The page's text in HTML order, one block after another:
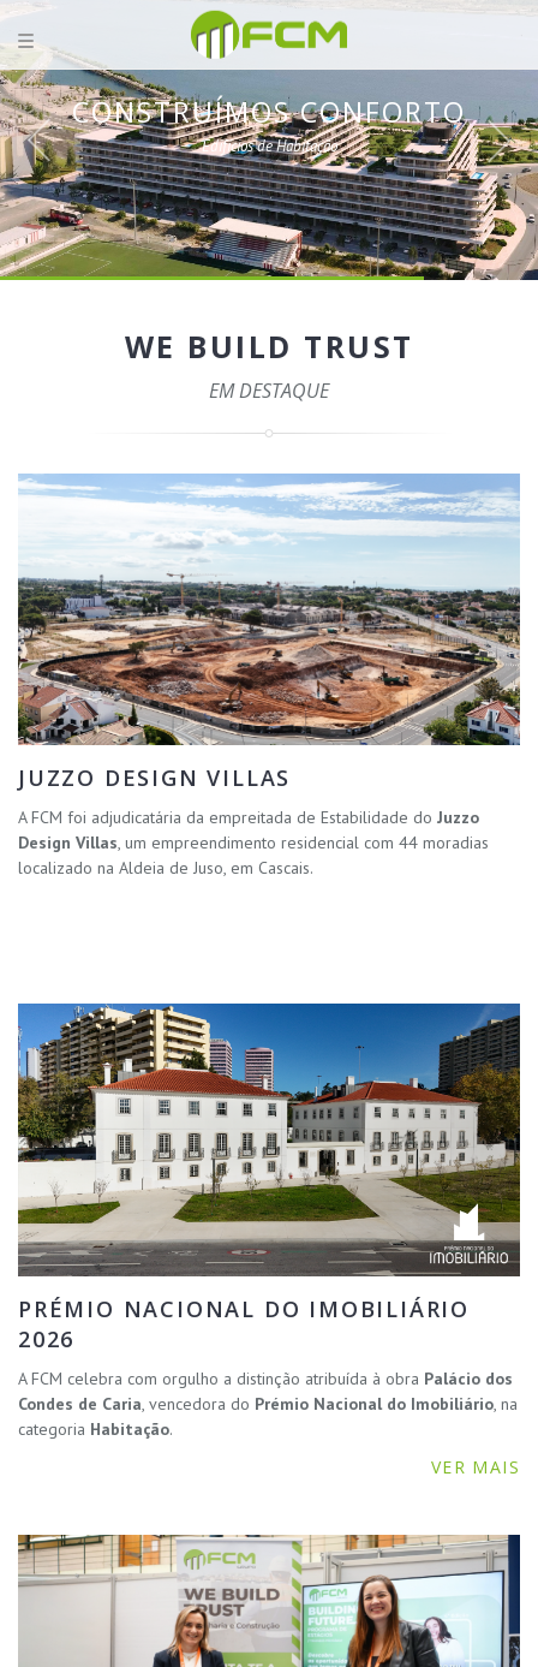
CONSTRUÍMOS CONFORTO
Edifícios de Habitação
WE BUILD TRUST
EM DESTAQUE
JUZZO DESIGN VILLAS
A FCM foi adjudicatária da empreitada de Estabilidade do Juzzo
Design Villas, um empreendimento residencial com 44 moradias
localizado na Aldeia de Juso, em Cascais.
PRÉMIO NACIONAL DO IMOBILIÁRIO
2026
A FCM celebra com orgulho a distinção atribuída à obra Palácio dos
Condes de Caria, vencedora do Prémio Nacional do Imobiliário, na
categoria Habitação.
VER MAIS